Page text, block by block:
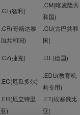
.CL(智利)
.CM(喀麦隆共
和国)
.CR(哥斯达黎
加共和国)
.CU(古巴共和
国)
.CZ(捷克) .DE(德国)
.EC(厄瓜多尔)
.EDU(教育机
构专用)
.ER(厄立特里
亚)
.ET(埃塞俄比
亚)